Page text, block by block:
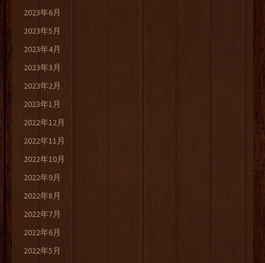
2023年6月
2023年5月
2023年4月
2023年3月
2023年2月
2023年1月
2022年12月
2022年11月
2022年10月
2022年9月
2022年8月
2022年7月
2022年6月
2022年5月